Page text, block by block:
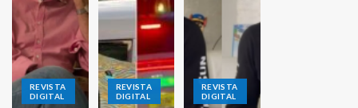
REVISTA
DIGITAL
REVISTA
DIGITAL
REVISTA
DIGITAL